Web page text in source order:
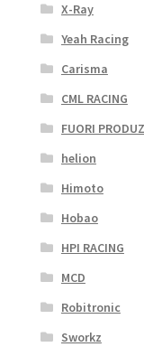
X-Ray
Yeah Racing
Carisma
CML RACING
FUORI
helion
Himoto
Hobao
HPI RACING
MCD
Robitronic
Sworkz